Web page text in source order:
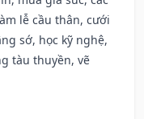
lễ cầu thân, cưới
sớ, học kỹ nghệ,
tàu thuyền, vẽ